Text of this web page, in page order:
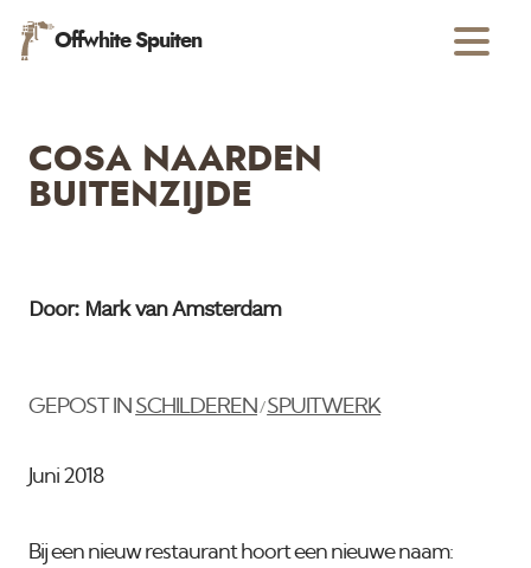
Offwhite Spuiten
COSA NAARDEN
BUITENZIJDE
Door: Mark van Amsterdam
GEPOST IN SCHILDEREN /SPUITWERK
Juni 2018
Bij een nieuw restaurant hoort een nieuwe naam: